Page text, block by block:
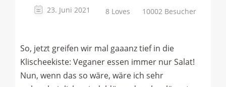
23. Juni 2021 8 Loves 10002 Besucher
So, jetzt greifen wir mal gaaanz tief in die
Klischeekiste: Veganer essen immer nur Salat!
Nun, wenn das so wäre, wäre ich sehr